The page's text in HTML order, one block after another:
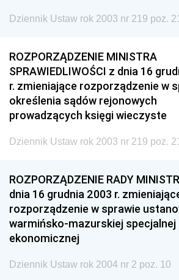
Dziennik Ustaw rok 2003 nr 219 poz.
ROZPORZĄDZENIE MINISTRA
SPRAWIEDLIWOŚCI z dnia 16
r. zmieniające rozporządzenie w
określenia sądów rejonowych
prowadzących księgi wieczyste
Dziennik Ustaw rok 2003 nr 219 poz.
ROZPORZĄDZENIE RADY
dnia 16 grudnia 2003 r.
rozporządzenie w sprawie
warmińsko-mazurskiej
ekonomicznej
Dziennik Ustaw rok 2004 nr 2 poz. 10